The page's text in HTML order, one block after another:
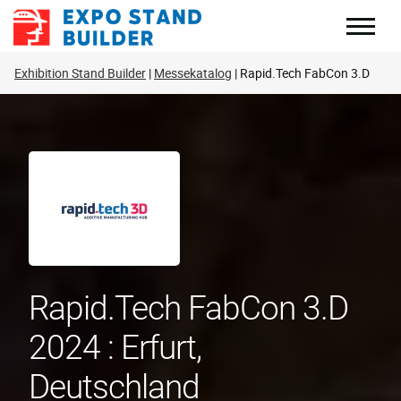
Zum
Inhalt
Exhibition Stand Builder Messekatalog Rapid.Tech FabCon 3.D
Rapid.Tech FabCon 3.D
2024 : Erfurt,
Deutschland